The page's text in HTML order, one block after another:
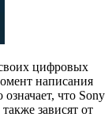
цифровых
написания
что Sony
зависят от